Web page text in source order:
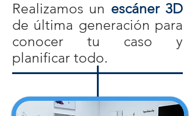
Realizamos un escáner 3D
de última generación para
conocer tu caso y
planificar todo.